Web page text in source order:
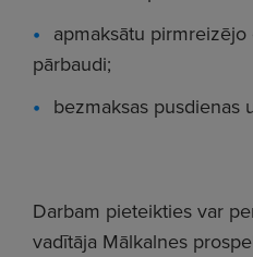
apmaksātu
pārbaudi;
bezmaksas pusdienas
Darbam pieteikties var
vadītāja Mālkalnes